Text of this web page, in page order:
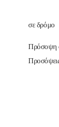
σε δρόμο
Πρόσοψη